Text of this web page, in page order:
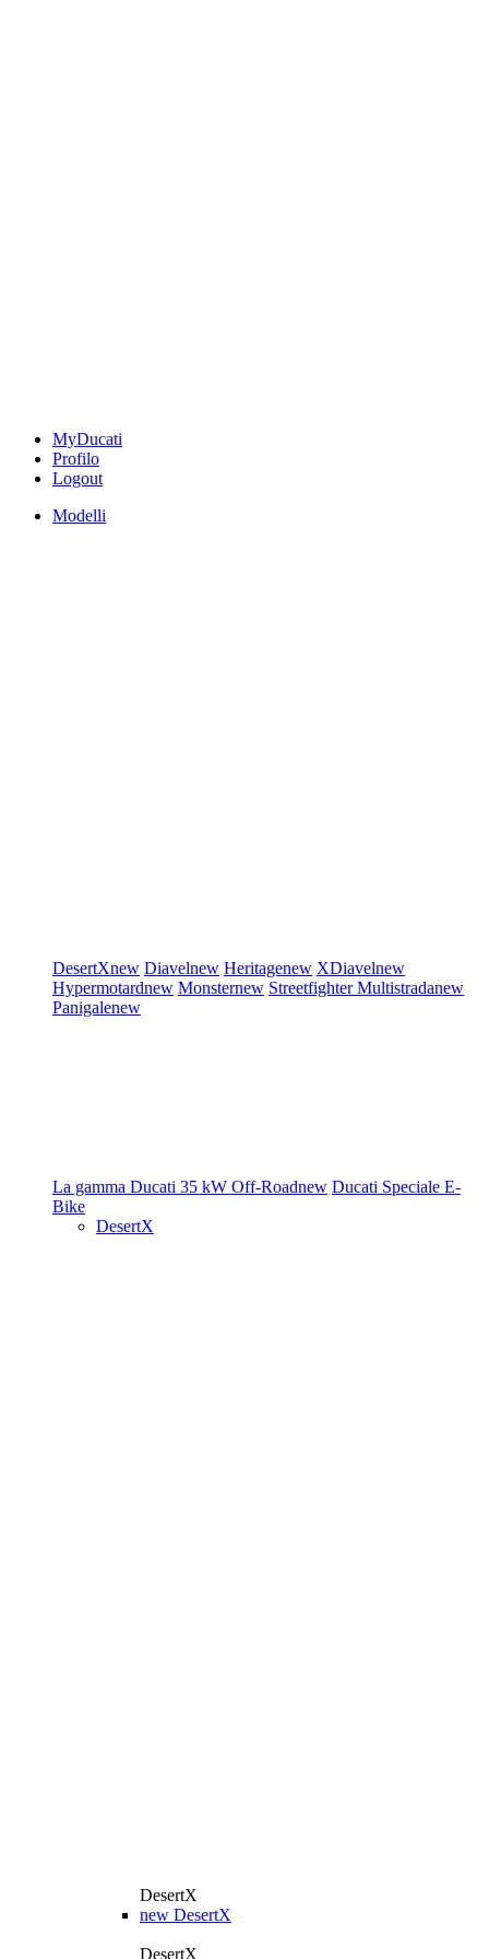
MyDucati
Profilo
Logout
Modelli
DesertXnew Diavelnew Heritagenew XDiavelnew
Hypermotardnew Monsternew StreetfighterMultistradanew
Panigalenew
La gamma Ducati 35 kW Off-Roadnew Ducati Speciale E-
Bike
DesertX
DesertX
new DesertX
DesertX